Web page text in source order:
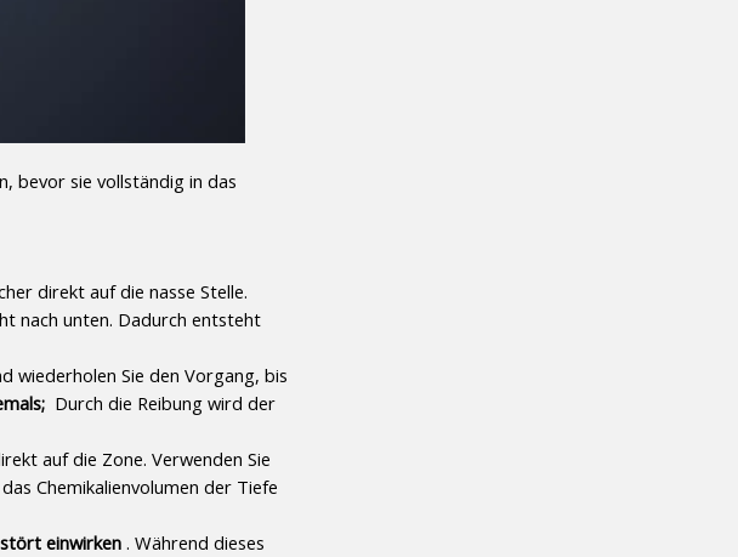
bevor sie vollständig in das
direkt auf die nasse Stelle.
nach unten. Dadurch entsteht
wiederholen Sie den Vorgang, bis
Durch die Reibung wird der
auf die Zone. Verwenden Sie
Chemikalienvolumen der Tiefe
einwirken . Während dieses